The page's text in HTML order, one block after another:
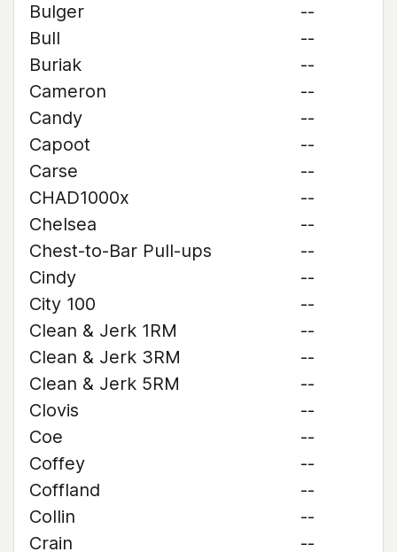
Bulger
--
Bull
--
Buriak
--
Cameron
--
Candy
--
Capoot
--
Carse
--
CHAD1000x
--
Chelsea
--
Chest-to-Bar Pull-ups
--
Cindy
--
City 100
--
Clean & Jerk 1RM
--
Clean & Jerk 3RM
--
Clean & Jerk 5RM
--
Clovis
--
Coe
--
Coffey
--
Coffland
--
Collin
--
Crain
--